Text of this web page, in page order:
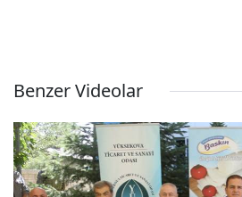
Benzer Videolar